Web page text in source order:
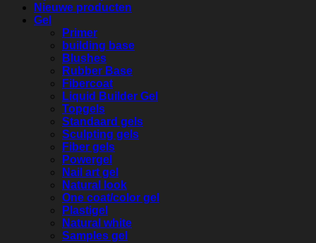
Nieuwe producten
Gel
Primer
building base
Blushes
Rubber Base
Fibercoat
Liquid Builder Gel
Topgels
Standaard gels
Sculpting gels
Fiber gels
Powergel
Nail art gel
Natural look
One coat/color gel
Plastigel
Natural white
Samples gel